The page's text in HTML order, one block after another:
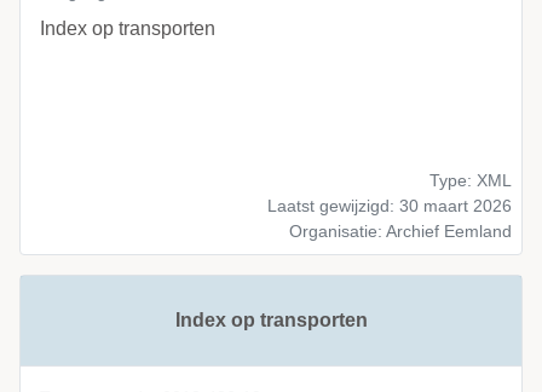
Index op transporten
Type: XML
Laatst gewijzigd: 30 maart 2026
Organisatie: Archief Eemland
Index op transporten